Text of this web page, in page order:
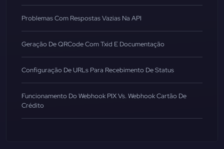
Problemas Com Respostas Vazias Na API
Geração De QRCode Com Txid E Documentação
Configuração De URLs Para Recebimento De Status
Funcionamento Do Webhook PIX Vs. Webhook Cartão De
Crédito